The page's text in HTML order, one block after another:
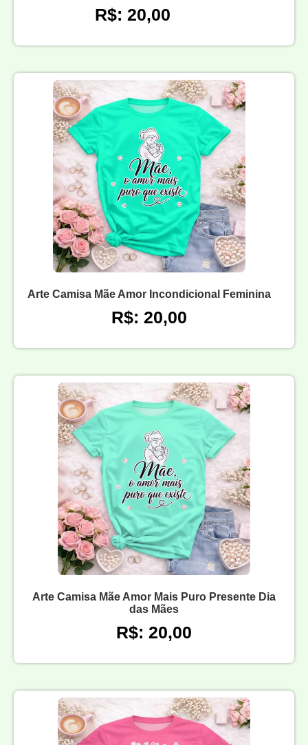
R$: 20,00
Arte Camisa Mãe Amor Incondicional Feminina
R$: 20,00
Arte Camisa Mãe Amor Mais Puro Presente Dia
das Mães
R$: 20,00